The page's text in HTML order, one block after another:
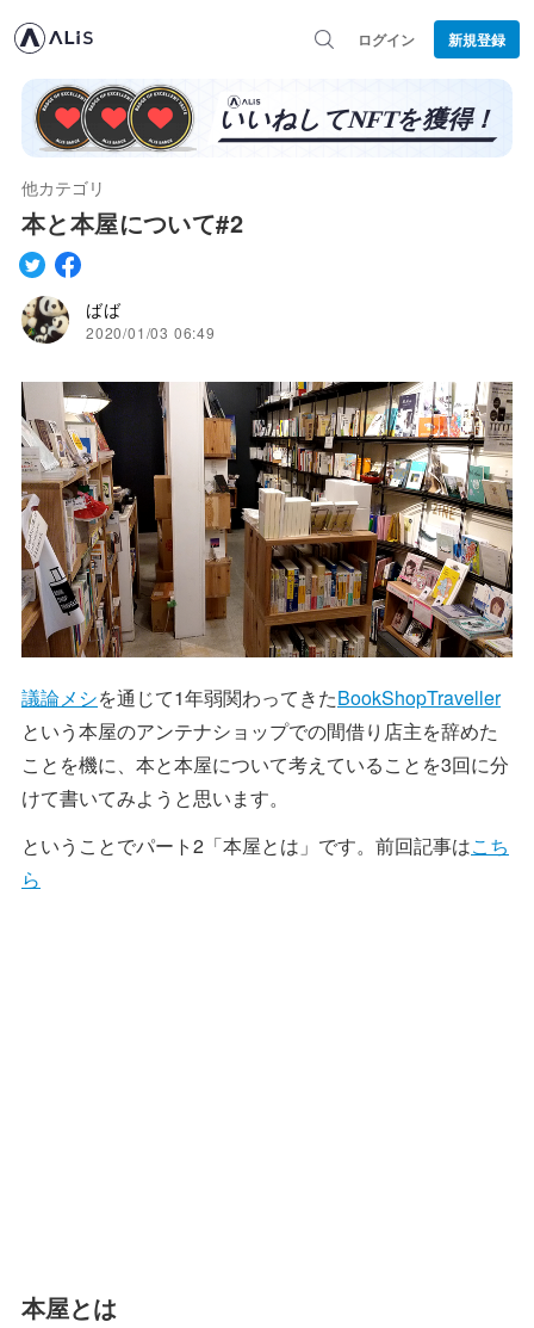
ログイン 新規登録
他カテゴリ
本と本屋について#2
ばば
2020/01/03 06:49
議論メシを通じて1年弱関わってきたBookShopTraveller
という本屋のアンテナショップでの間借り店主を辞めた
ことを機に、本と本屋について考えていることを3回に分
けて書いてみようと思います。
ということでパート2「本屋とは」です。前回記事はこち
ら
本屋とは